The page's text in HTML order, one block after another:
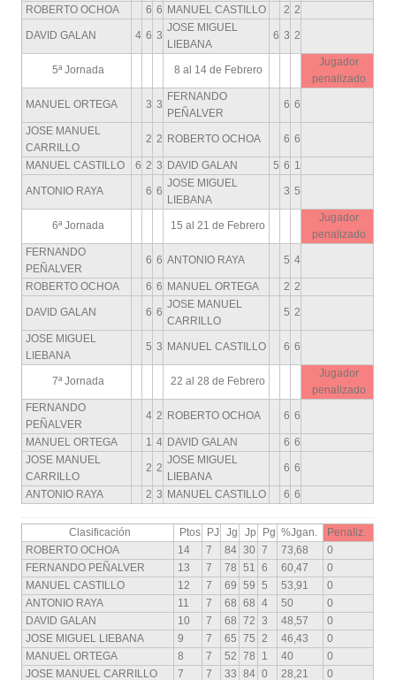
ROBERTO OCHOA 6 6 MANUEL CASTILLO 2 2
DAVID GALAN 4 6 3
JOSE MIGUEL
LIEBANA
6 3 2
5ª Jornada 8 al 14 de Febrero
Jugador
penalizado
MANUEL ORTEGA 3 3
FERNANDO
PEÑALVER
6 6
JOSE MANUEL
CARRILLO
2 2 ROBERTO OCHOA 6 6
MANUEL CASTILLO 6 2 3 DAVID GALAN 5 6 1
ANTONIO RAYA 6 6
JOSE MIGUEL
LIEBANA
3 5
6ª Jornada 15 al 21 de Febrero
Jugador
penalizado
FERNANDO
PEÑALVER
6 6 ANTONIO RAYA 5 4
ROBERTO OCHOA 6 6 MANUEL ORTEGA 2 2
DAVID GALAN 6 6
JOSE MANUEL
CARRILLO
5 2
JOSE MIGUEL
LIEBANA
5 3 MANUEL CASTILLO 6 6
7ª Jornada 22 al 28 de Febrero
Jugador
penalizado
FERNANDO
PEÑALVER
4 2 ROBERTO OCHOA 6 6
MANUEL ORTEGA 1 4 DAVID GALAN 6 6
JOSE MANUEL
CARRILLO
2 2
JOSE MIGUEL
LIEBANA
6 6
ANTONIO RAYA 2 3 MANUEL CASTILLO 6 6
Clasificación Ptos PJ Jg Jp Pg %Jgan.
Penaliz.
ROBERTO OCHOA
14 7 84 30 7 73,68
0
FERNANDO PEÑALVER
13 7 78 51 6 60,47
0
MANUEL CASTILLO
12 7 69 59 5 53,91
0
ANTONIO RAYA
11 7 68 68 4 50
0
DAVID GALAN
10 7 68 72 3 48,57
0
JOSE MIGUEL LIEBANA
9 7 65 75 2 46,43
0
MANUEL ORTEGA
8 7 52 78 1 40
0
JOSE MANUEL CARRILLO
7 7 33 84 0 28,21 0